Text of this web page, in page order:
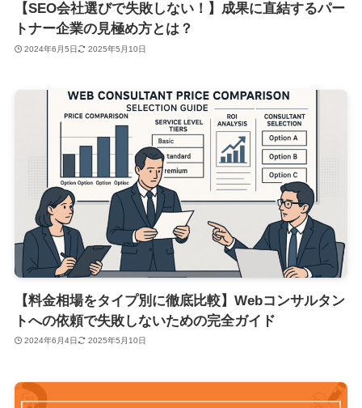
【SEO会社選びで失敗しない！】成果に直結するパー
トナー企業の見極め方とは？
2024年6月5日 2025年5月10日
【料金相場をタイプ別に徹底比較】Webコンサルタン
トへの依頼で失敗しないための完全ガイド
2024年6月4日 2025年5月10日